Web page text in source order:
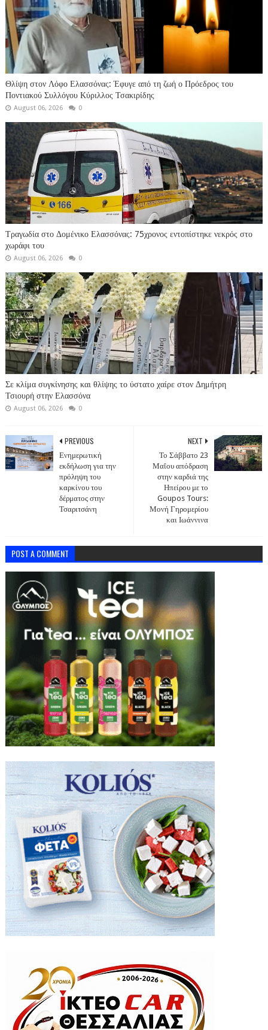
Θλίψη στον Λόφο Ελασσόνας: Έφυγε από τη ζωή ο Πρόεδρος του
Ποντιακού Συλλόγου Κύριλλος Τσακιρίδης
August 06, 2026 0
Τραγωδία στο Δομένικο Ελασσόνας: 75χρονος εντοπίστηκε νεκρός στο
χωράφι του
August 06, 2026 0
Σε κλίμα συγκίνησης και θλίψης το ύστατο χαίρε στον Δημήτρη
Τσιουρή στην Ελασσόνα
August 06, 2026 0
NEXT
Το Σάββατο 23
Μαΐου απόδραση
στην καρδιά της
Ηπείρου με το
Goupos Tours:
Μονή Γηρομερίου
και Ιωάννινα
PREVIOUS
Ενημερωτική
εκδήλωση για την
πρόληψη του
καρκίνου του
δέρματος στην
Τσαριτσάνη
POST A COMMENT